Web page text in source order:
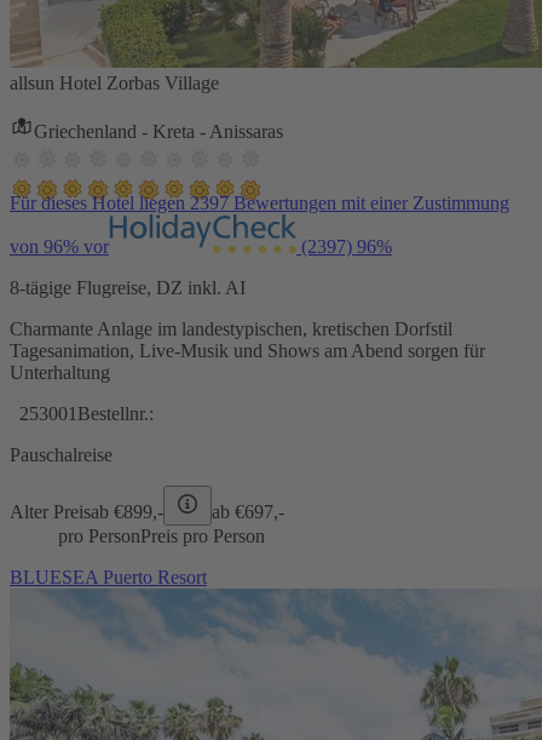
allsun Hotel Zorbas Village
Griechenland - Kreta - Anissaras
Für dieses Hotel liegen 2397 Bewertungen mit einer Zustimmung
von 96% vor (2397) 96%
8-tägige Flugreise, DZ inkl. AI
Charmante Anlage im landestypischen, kretischen Dorfstil
Tagesanimation, Live-Musik und Shows am Abend sorgen für
Unterhaltung
253001 Bestellnr.:
Pauschalreise
Alter Preisab €899,- ab €697,-
pro PersonPreis pro Person
BLUESEA Puerto Resort